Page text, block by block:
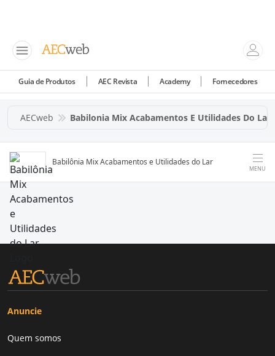
Guia de Produtos AEC Revista Academy Fornecedores
AECweb Babilonia Mix Acabamentos E Utilidades Do Lar
Babilônia Mix Acabamentos e Utilidades do Lar
MENU
Anuncie
Quem somos